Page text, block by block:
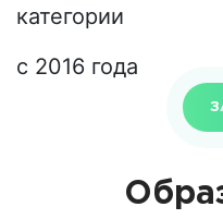
категории
с 2016 года